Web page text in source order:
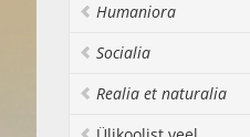
Humaniora
Socialia
Realia et naturalia